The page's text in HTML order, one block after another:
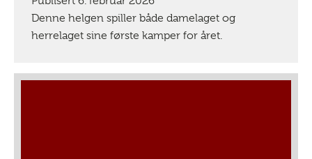
Denne helgen spiller både damelaget og
herrelaget sine første kamper for året.